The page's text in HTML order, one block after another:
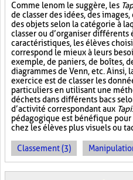
Comme le nom le suggère, les
de classer des idées, des
des objets selon la catégorie à
classer ou d’organiser
caractéristiques, les élèves
correspond le mieux à leurs
exemple, de paniers, de boîtes,
diagrammes de Venn, etc. Ainsi,
exercice est de classer les
particuliers en utilisant une
déchets dans différents bacs
d’activité correspondant aux
pédagogique est bénéfique
chez les élèves plus visuels ou
Classement (3)